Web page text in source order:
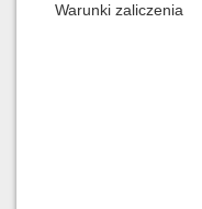
Warunki zaliczenia